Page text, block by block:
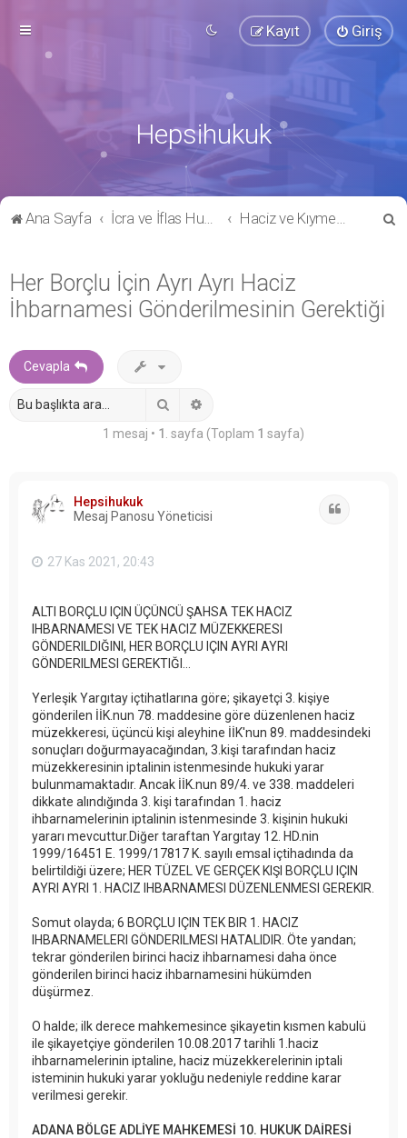
Giriş
Kayıt
Hepsihukuk
Ana Sayfa İcra ve İflas Hukuku Haciz ve Kıymet Takdiri
Her Borçlu İçin Ayrı Ayrı Haciz
İhbarnamesi Gönderilmesinin Gerektiği
Cevapla
1 mesaj • 1 . sayfa (Toplam 1 sayfa)
Hepsihukuk
Mesaj Panosu Yöneticisi
27 Kas 2021, 20:43
ALTI BORÇLU IÇIN ÜÇÜNCÜ ŞAHSA TEK HACIZ
IHBARNAMESI VE TEK HACIZ MÜZEKKERESI
GÖNDERILDIĞINI, HER BORÇLU IÇIN AYRI AYRI
GÖNDERILMESI GEREKTIĞI...
Yerleşik Yargıtay içtihatlarına göre; şikayetçi 3. kişiye
gönderilen İİK.nun 78. maddesine göre düzenlenen haciz
müzekkeresi, üçüncü kişi aleyhine İİK'nun 89. maddesindeki
sonuçları doğurmayacağından, 3.kişi tarafından haciz
müzekkeresinin iptalinin istenmesinde hukuki yarar
bulunmamaktadır. Ancak İİK.nun 89/4. ve 338. maddeleri
dikkate alındığında 3. kişi tarafından 1. haciz
ihbarnamelerinin iptalinin istenmesinde 3. kişinin hukuki
yararı mevcuttur.Diğer taraftan Yargıtay 12. HD.nin
1999/16451 E. 1999/17817 K. sayılı emsal içtihadında da
belirtildiği üzere; HER TÜZEL VE GERÇEK KIŞI BORÇLU IÇIN
AYRI AYRI 1. HACIZ IHBARNAMESI DÜZENLENMESI GEREKIR.
Somut olayda; 6 BORÇLU IÇIN TEK BIR 1. HACIZ
IHBARNAMELERI GÖNDERILMESI HATALIDIR. Öte yandan;
tekrar gönderilen birinci haciz ihbarnamesi daha önce
gönderilen birinci haciz ihbarnamesini hükümden
düşürmez.
O halde; ilk derece mahkemesince şikayetin kısmen kabulü
ile şikayetçiye gönderilen 10.08.2017 tarihli 1.haciz
ihbarnamelerinin iptaline, haciz müzekkerelerinin iptali
isteminin hukuki yarar yokluğu nedeniyle reddine karar
verilmesi gerekir.
ADANA BÖLGE ADLİYE MAHKEMESİ 10. HUKUK DAİRESİ